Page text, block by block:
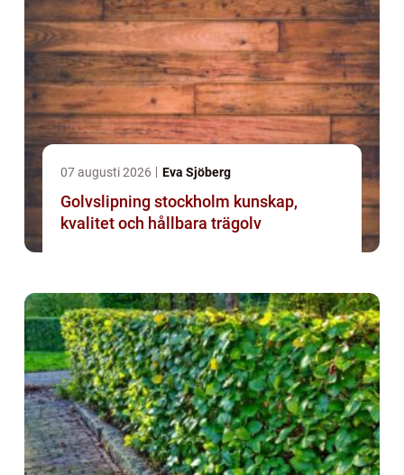
07 augusti 2026 Eva Sjöberg
Golvslipning stockholm kunskap,
kvalitet och hållbara trägolv